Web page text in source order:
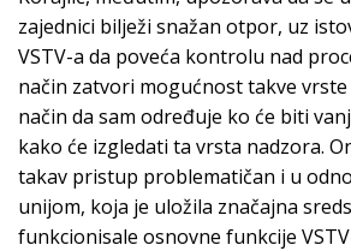
zajednici bilježi snažan otpor, uz
VSTV-a da poveća kontrolu nad
način zatvori mogućnost takve
način da sam određuje ko će biti
kako će izgledati ta vrsta nadzora.
takav pristup problematičan i u
unijom, koja je uložila značajna
funkcionisale osnovne funkcije